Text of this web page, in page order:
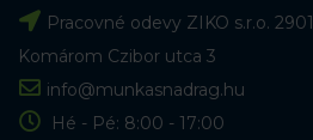
Pracovné odevy ZIKO s.r.o. 2901
Komárom Czibor utca 3
info@munkasnadrag.hu
Hé - Pé: 8:00 - 17:00